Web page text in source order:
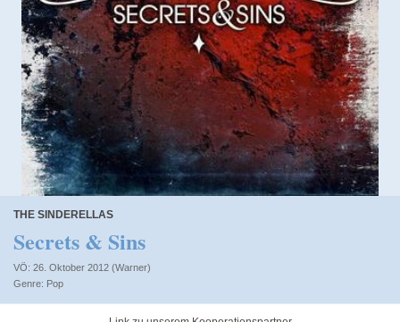
THE SINDERELLAS
Secrets & Sins
VÖ: 26. Oktober 2012 (Warner)
Pop